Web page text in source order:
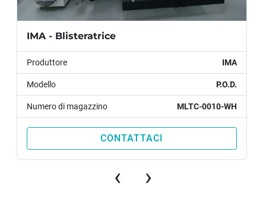
IMA - Blisteratrice
Produttore IMA
Modello P.O.D.
Numero di magazzino MLTC-0010-WH
CONTATTACI
‹ ›